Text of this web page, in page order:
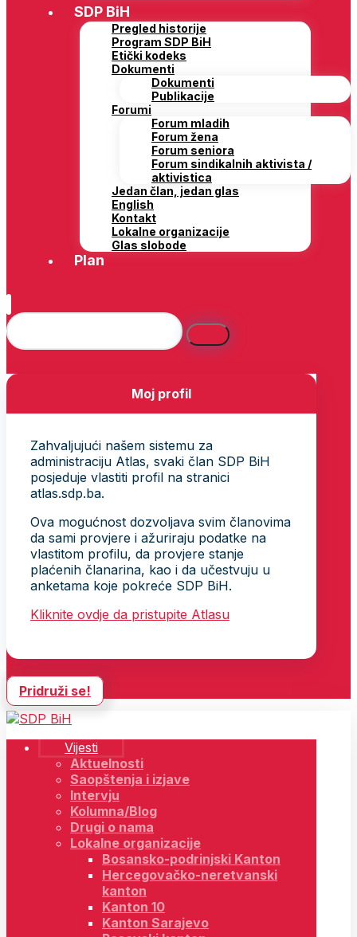
SDP BiH
Pregled historije
Program SDP BiH
Etički kodeks
Dokumenti
Dokumenti
Publikacije
Forumi
Forum mladih
Forum žena
Forum seniora
Forum sindikalnih aktivista /
aktivistica
Jedan član, jedan glas
English
Kontakt
Lokalne organizacije
Glas slobode
Plan
Moj profil
Zahvaljujući našem sistemu za
administraciju Atlas, svaki član SDP BiH
posjeduje vlastiti profil na stranici
atlas.sdp.ba.
Ova mogućnost dozvoljava svim članovima
da sami provjere i ažuriraju podatke na
vlastitom profilu, da provjere stanje
plaćenih članarina, kao i da učestvuju u
anketama koje pokreće SDP BiH.
Kliknite ovdje da pristupite Atlasu
Pridruži se!
Vijesti
Aktuelnosti
Saopštenja i izjave
Intervju
Kolumna/Blog
Drugi o nama
Lokalne organizacije
Bosansko-podrinjski Kanton
Hercegovačko-neretvanski
kanton
Kanton 10
Kanton Sarajevo